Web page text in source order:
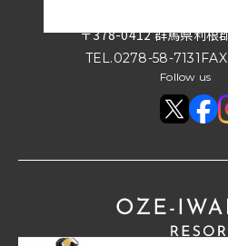
〒378-0412群馬県利根
TEL.0278-58-7131 FAX.
Follow us